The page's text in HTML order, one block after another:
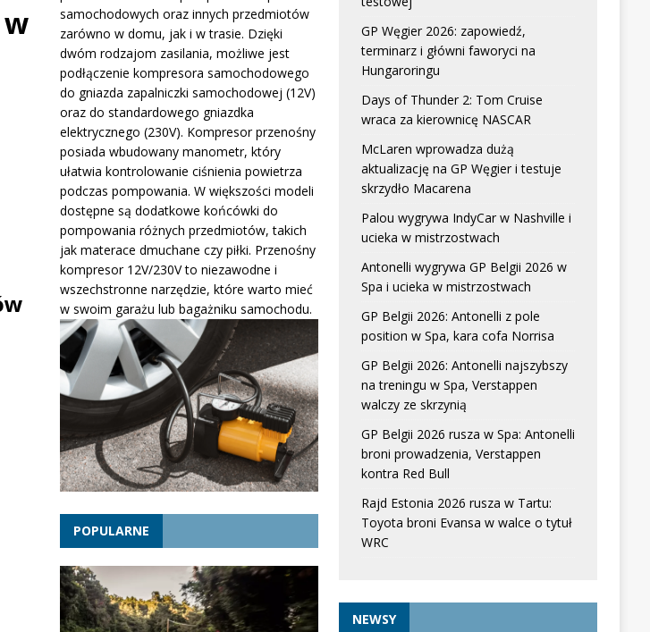
w mistrzostwach
WIADOMOŚCI
wrażenia z jazdy testowej
samochodowych oraz innych przedmiotów
zarówno w domu, jak i w trasie. Dzięki
dwóm rodzajom zasilania, możliwe jest
podłączenie kompresora samochodowego
do gniazda zapalniczki samochodowej (12V)
oraz do standardowego gniazdka
elektrycznego (230V). Kompresor przenośny
posiada wbudowany manometr, który
ułatwia kontrolowanie ciśnienia powietrza
podczas pompowania. W większości modeli
dostępne są dodatkowe końcówki do
pompowania różnych przedmiotów, takich
jak materace dmuchane czy piłki. Przenośny
kompresor 12V/230V to niezawodne i
wszechstronne narzędzie, które warto mieć
w swoim garażu lub bagażniku samochodu.
POPULARNE
GP Węgier 2026: zapowiedź,
terminarz i główni faworyci na
Hungaroringu
Days of Thunder 2: Tom Cruise
wraca za kierownicę NASCAR
McLaren wprowadza dużą
aktualizację na GP Węgier i testuje
skrzydło Macarena
Palou wygrywa IndyCar w Nashville i
ucieka w mistrzostwach
Antonelli wygrywa GP Belgii 2026 w
Spa i ucieka w mistrzostwach
GP Belgii 2026: Antonelli z pole
position w Spa, kara cofa Norrisa
GP Belgii 2026: Antonelli najszybszy
na treningu w Spa, Verstappen
walczy ze skrzynią
GP Belgii 2026 rusza w Spa: Antonelli
broni prowadzenia, Verstappen
kontra Red Bull
Rajd Estonia 2026 rusza w Tartu:
Toyota broni Evansa w walce o tytuł
WRC
NEWSY